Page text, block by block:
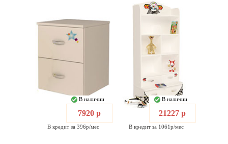
В наличии
7920 р
В кредит за 396р/мес
В наличии
21227 р
В кредит за 1061р/мес